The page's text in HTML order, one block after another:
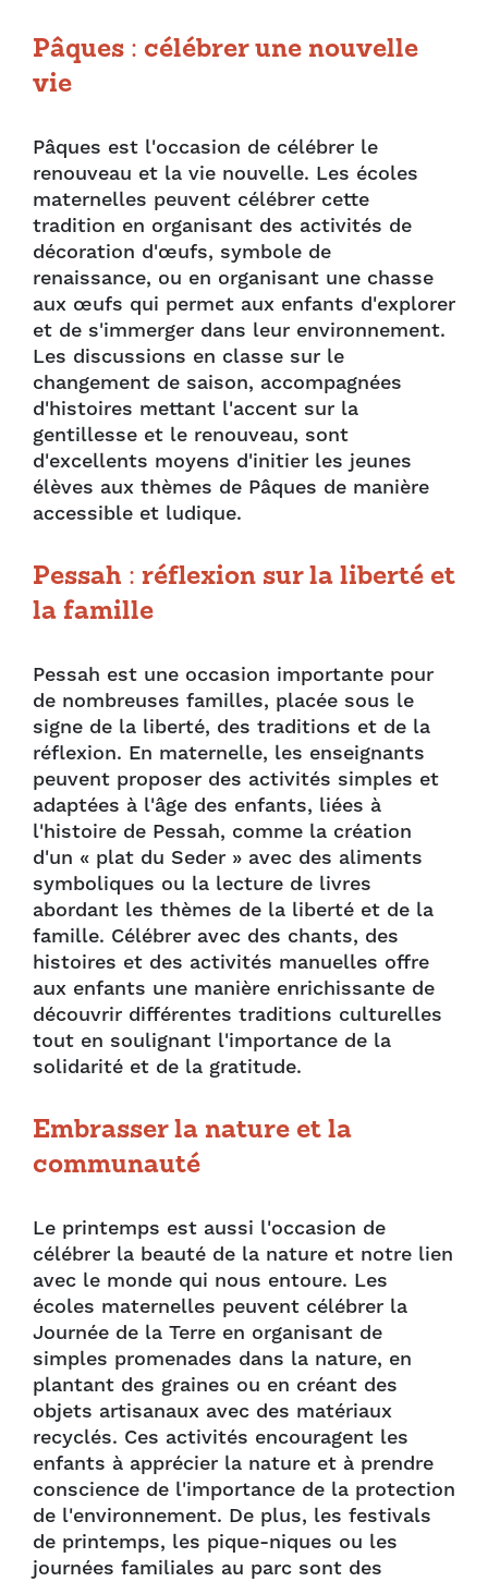
Pâques : célébrer une nouvelle
vie
Pâques est l'occasion de célébrer le
renouveau et la vie nouvelle. Les écoles
maternelles peuvent célébrer cette
tradition en organisant des activités de
décoration d'œufs, symbole de
renaissance, ou en organisant une chasse
aux œufs qui permet aux enfants d'explorer
et de s'immerger dans leur environnement.
Les discussions en classe sur le
changement de saison, accompagnées
d'histoires mettant l'accent sur la
gentillesse et le renouveau, sont
d'excellents moyens d'initier les jeunes
élèves aux thèmes de Pâques de manière
accessible et ludique.
Pessah : réflexion sur la liberté et
la famille
Pessah est une occasion importante pour
de nombreuses familles, placée sous le
signe de la liberté, des traditions et de la
réflexion. En maternelle, les enseignants
peuvent proposer des activités simples et
adaptées à l'âge des enfants, liées à
l'histoire de Pessah, comme la création
d'un « plat du Seder » avec des aliments
symboliques ou la lecture de livres
abordant les thèmes de la liberté et de la
famille. Célébrer avec des chants, des
histoires et des activités manuelles offre
aux enfants une manière enrichissante de
découvrir différentes traditions culturelles
tout en soulignant l'importance de la
solidarité et de la gratitude.
Embrasser la nature et la
communauté
Le printemps est aussi l'occasion de
célébrer la beauté de la nature et notre lien
avec le monde qui nous entoure. Les
écoles maternelles peuvent célébrer la
Journée de la Terre en organisant de
simples promenades dans la nature, en
plantant des graines ou en créant des
objets artisanaux avec des matériaux
recyclés. Ces activités encouragent les
enfants à apprécier la nature et à prendre
conscience de l'importance de la protection
de l'environnement. De plus, les festivals
de printemps, les pique-niques ou les
journées familiales au parc sont des